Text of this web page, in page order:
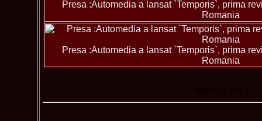
Presa :Automedia a lansat `Temporis`, prima
Romania
Presa :Automedia a lansat `Temporis`, prima
Romania